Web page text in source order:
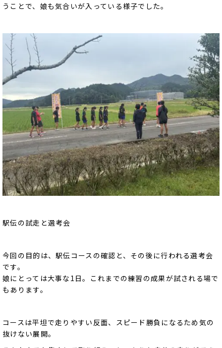
うことで、娘も気合いが入っている様子でした。
駅伝の試走と選考会
今回の目的は、駅伝コースの確認と、その後に行われる選考会
です。
娘にとっては大事な1日。これまでの練習の成果が試される場で
もあります。
コースは平坦で走りやすい反面、スピード勝負になるため気の
抜けない展開。